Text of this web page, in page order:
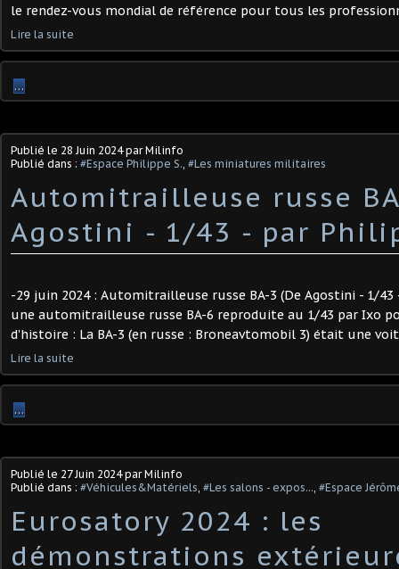
le rendez-vous mondial de référence pour tous les
Lire la suite
…
Publié le 28 Juin 2024par Milinfo
Publié dans : #Espace Philippe S., #Les miniatures militaires
​Automitrailleuse russe
Agostini - 1/43 - par
-29 juin 2024 : Automitrailleuse russe BA-3 (De Agostini - 1/43
une automitrailleuse russe BA-6 reproduite au 1/43 par Ixo
d'histoire : La BA-3 (en russe : Broneavtomobil 3) était une
Lire la suite
…
Publié le 27 Juin 2024par Milinfo
Publié dans : #Véhicules&Matériels, #Les salons - expos..., #Espace
Eurosatory 2024 : les
démonstrations